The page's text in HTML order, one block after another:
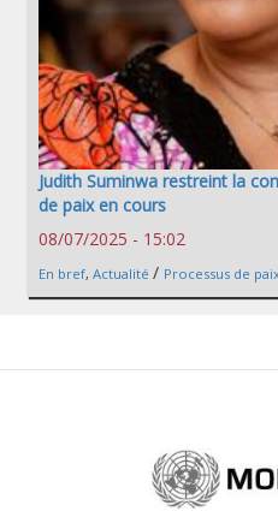
Judith Suminwa restreint la
de paix en cours
08/07/2025 - 15:02
En bref, Actualité / Processus de